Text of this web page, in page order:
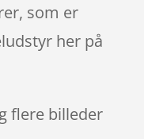
som er
her på
flere billeder